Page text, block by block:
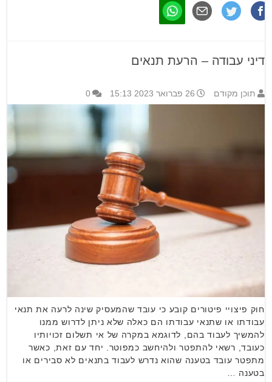
דיני עבודה – הרעת תנאים
תוכן מקודם 26 פברואר 2023 15:13 0
חוק פיצויי פיטורים קובע כי עובד שהמעסיק שינה לרעה את תנאי
עבודתו או שתנאי עבודתו הם כאלה שלא ניתן לדרוש ממנו
להמשיך לעבוד בהם, לדוגמא במקרה של אי תשלום זכויותיו
כעובד, רשאי להתפטר ולהיחשב כמפוטר. יחד עם זאת, כאשר
מתפטר עובד בטענה שהוא נדרש לעבוד בתנאים לא סבירים או
בטענה …